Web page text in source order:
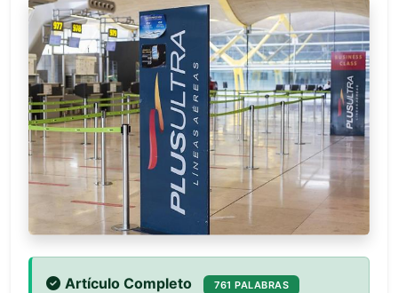
Artículo Completo 761 PALABRAS